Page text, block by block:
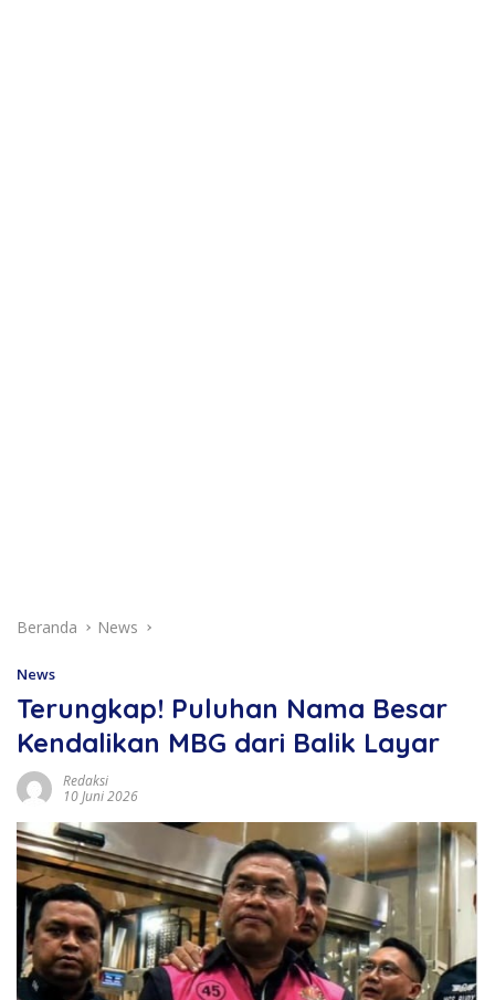
Beranda News
News
Terungkap! Puluhan Nama Besar
Kendalikan MBG dari Balik Layar
Redaksi
10 Juni 2026